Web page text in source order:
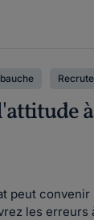
peut
les